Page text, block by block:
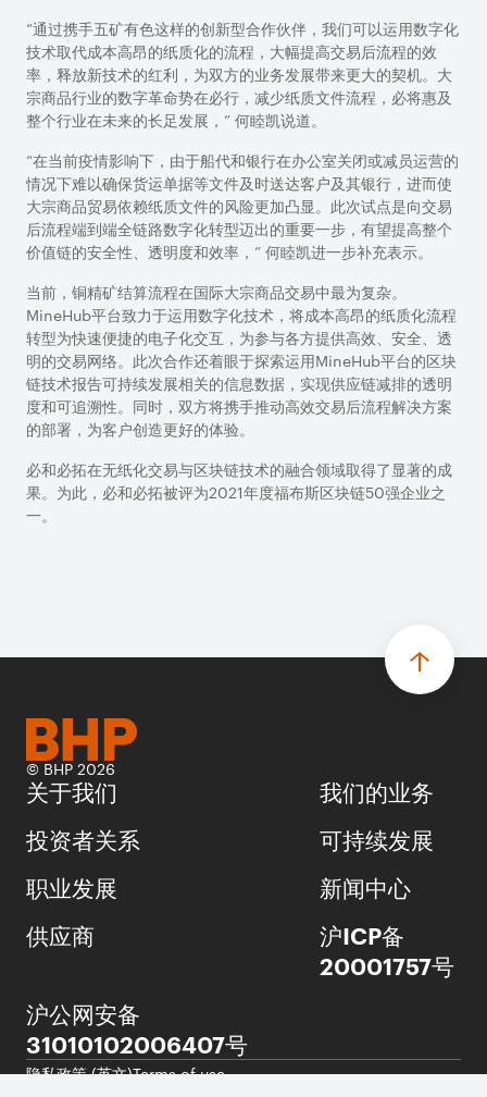
“通过携手五矿有色这样的创新型合作伙伴，我们可以运用数字化
技术取代成本高昂的纸质化的流程，大幅提高交易后流程的效
率，释放新技术的红利，为双方的业务发展带来更大的契机。大
宗商品行业的数字革命势在必行，减少纸质文件流程，必将惠及
整个行业在未来的长足发展，” 何睦凯说道。
“在当前疫情影响下，由于船代和银行在办公室关闭或减员运营的
情况下难以确保货运单据等文件及时送达客户及其银行，进而使
大宗商品贸易依赖纸质文件的风险更加凸显。此次试点是向交易
后流程端到端全链路数字化转型迈出的重要一步，有望提高整个
价值链的安全性、透明度和效率，” 何睦凯进一步补充表示。
当前，铜精矿结算流程在国际大宗商品交易中最为复杂。
MineHub平台致力于运用数字化技术，将成本高昂的纸质化流程
转型为快速便捷的电子化交互，为参与各方提供高效、安全、透
明的交易网络。此次合作还着眼于探索运用MineHub平台的区块
链技术报告可持续发展相关的信息数据，实现供应链减排的透明
度和可追溯性。同时，双方将携手推动高效交易后流程解决方案
的部署，为客户创造更好的体验。
必和必拓在无纸化交易与区块链技术的融合领域取得了显著的成
果。为此，必和必拓被评为2021年度福布斯区块链50强企业之
一。
© BHP 2026
关于我们
我们的业务
投资者关系
可持续发展
职业发展
新闻中心
供应商
沪ICP备
20001757号
沪公网安备
31010102006407号
隐私政策 (英文)Terms of use